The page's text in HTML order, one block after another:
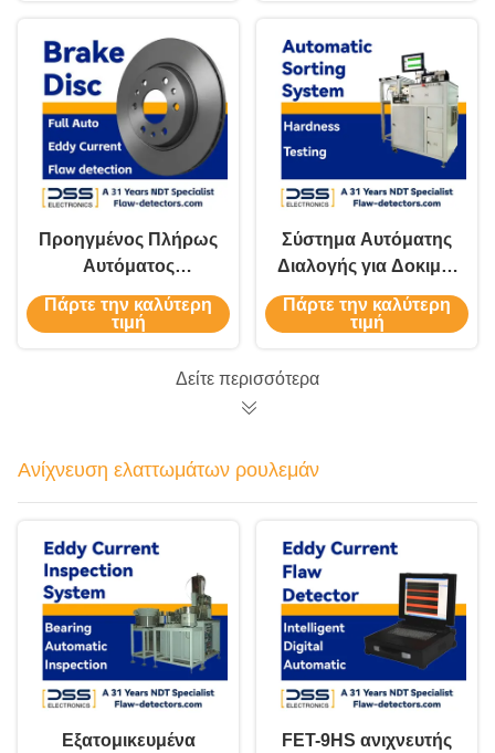
Προηγμένος Πλήρως
Αυτόματος
Ανιχνευτής Δίσκων
Φρένων SWT-608
Πάρτε την καλύτερη
τιμή
Σύστημα Αυτόματης
Διαλογής για Δοκιμές
Σκληρότητας EHS-1X
Πάρτε την καλύτερη
τιμή
Δείτε περισσότερα
Ανίχνευση ελαττωμάτων ρουλεμάν
Εξατομικευμένα
FET-9HS ανιχνευτής